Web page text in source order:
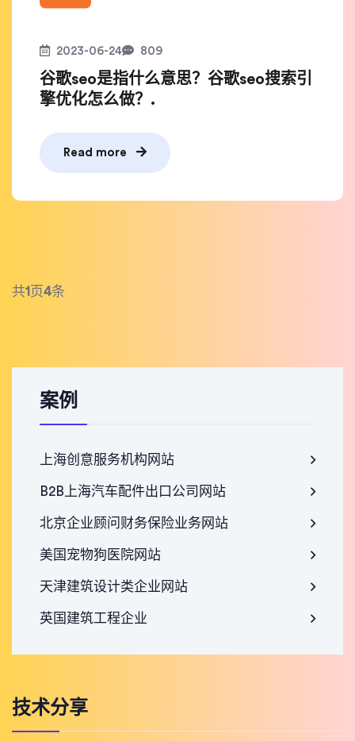
2023-06-24 809
谷歌seo是指什么意思？谷歌seo搜索引
擎优化怎么做？.
Read more
共1 页4条
案例
上海创意服务机构网站
B2B上海汽车配件出口公司网站
北京企业顾问财务保险业务网站
美国宠物狗医院网站
天津建筑设计类企业网站
英国建筑工程企业
技术分享